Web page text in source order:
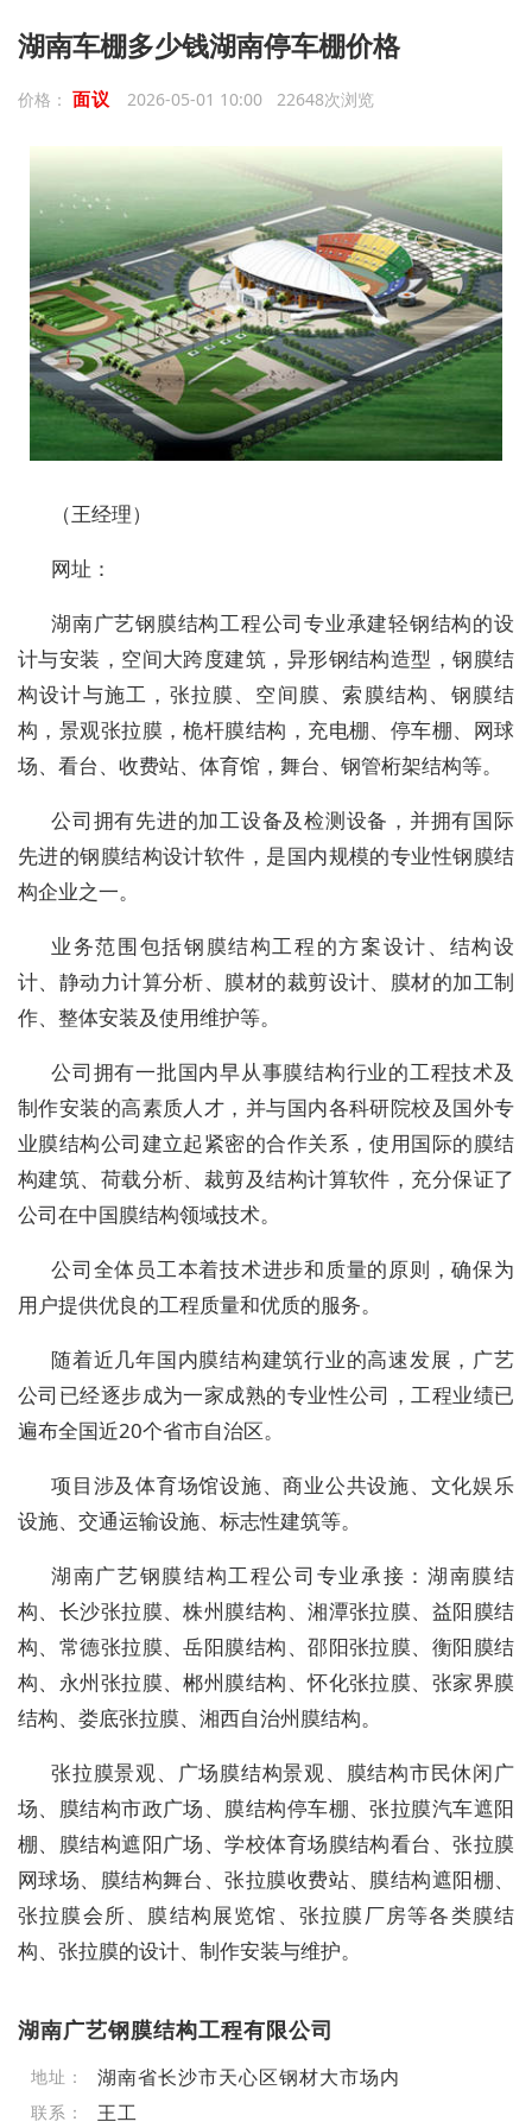
湖南车棚多少钱湖南停车棚价格
价格： 面议 2026-05-01 10:00 22648次浏览
（王经理）
网址：
湖南广艺钢膜结构工程公司专业承建轻钢结构的设
计与安装，空间大跨度建筑，异形钢结构造型，钢膜结
构设计与施工，张拉膜、空间膜、索膜结构、钢膜结
构，景观张拉膜，桅杆膜结构，充电棚、停车棚、网球
场、看台、收费站、体育馆，舞台、钢管桁架结构等。
公司拥有先进的加工设备及检测设备，并拥有国际
先进的钢膜结构设计软件，是国内规模的专业性钢膜结
构企业之一。
业务范围包括钢膜结构工程的方案设计、结构设
计、静动力计算分析、膜材的裁剪设计、膜材的加工制
作、整体安装及使用维护等。
公司拥有一批国内早从事膜结构行业的工程技术及
制作安装的高素质人才，并与国内各科研院校及国外专
业膜结构公司建立起紧密的合作关系，使用国际的膜结
构建筑、荷载分析、裁剪及结构计算软件，充分保证了
公司在中国膜结构领域技术。
公司全体员工本着技术进步和质量的原则，确保为
用户提供优良的工程质量和优质的服务。
随着近几年国内膜结构建筑行业的高速发展，广艺
公司已经逐步成为一家成熟的专业性公司，工程业绩已
遍布全国近20个省市自治区。
项目涉及体育场馆设施、商业公共设施、文化娱乐
设施、交通运输设施、标志性建筑等。
湖南广艺钢膜结构工程公司专业承接：湖南膜结
构、长沙张拉膜、株州膜结构、湘潭张拉膜、益阳膜结
构、常德张拉膜、岳阳膜结构、邵阳张拉膜、衡阳膜结
构、永州张拉膜、郴州膜结构、怀化张拉膜、张家界膜
结构、娄底张拉膜、湘西自治州膜结构。
张拉膜景观、广场膜结构景观、膜结构市民休闲广
场、膜结构市政广场、膜结构停车棚、张拉膜汽车遮阳
棚、膜结构遮阳广场、学校体育场膜结构看台、张拉膜
网球场、膜结构舞台、张拉膜收费站、膜结构遮阳棚、
张拉膜会所、膜结构展览馆、张拉膜厂房等各类膜结
构、张拉膜的设计、制作安装与维护。
湖南广艺钢膜结构工程有限公司
地址： 湖南省长沙市天心区钢材大市场内
联系： 王工